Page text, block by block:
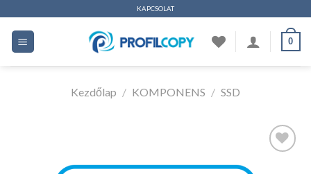
tartalomhoz
KAPCSOLAT
0
Kezdőlap / KOMPONENS / SSD
Kedvencekhez